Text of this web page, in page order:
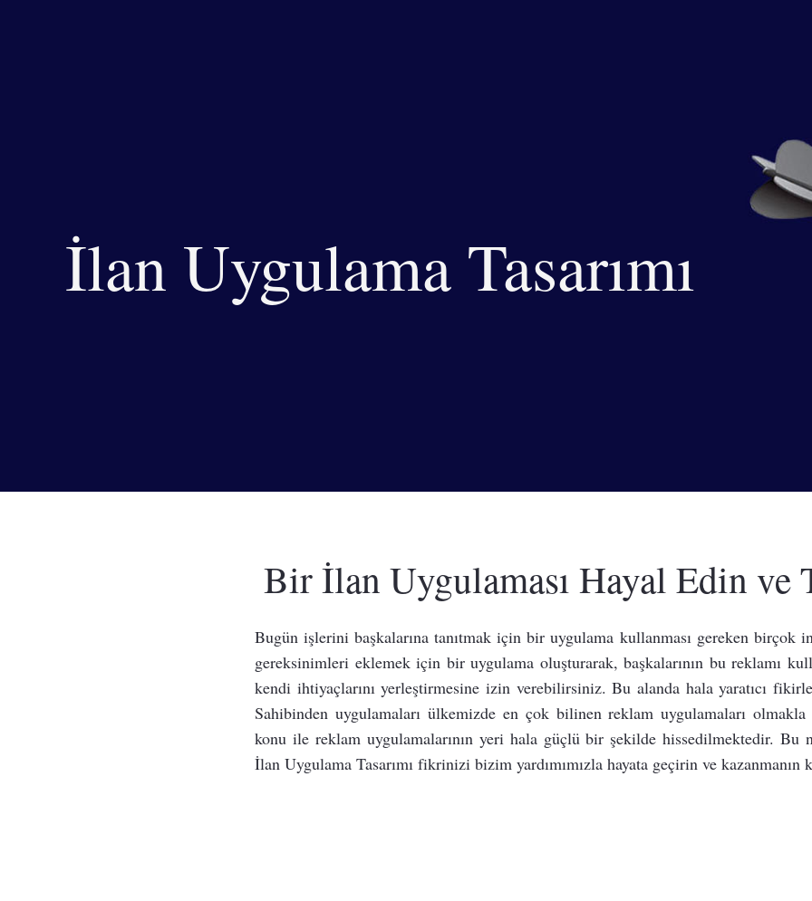
İlan Uygulama Tasarımı
Bir İlan Uygulaması Hayal Edin ve
Bugün işlerini başkalarına tanıtmak için bir uygulama kullanması gereken birçok
gereksinimleri eklemek için bir uygulama oluşturarak, başkalarının bu reklamı
kendi ihtiyaçlarını yerleştirmesine izin verebilirsiniz. Bu alanda hala yaratıcı
Sahibinden uygulamaları ülkemizde en çok bilinen reklam uygulamaları
konu ile reklam uygulamalarının yeri hala güçlü bir şekilde hissedilmektedir. Bu
İlan Uygulama Tasarımı fikrinizi bizim yardımımızla hayata geçirin ve kazanmanın